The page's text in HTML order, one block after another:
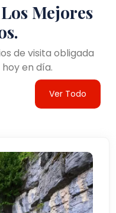
Mejores
de visita obligada
en día.
Ver Todo